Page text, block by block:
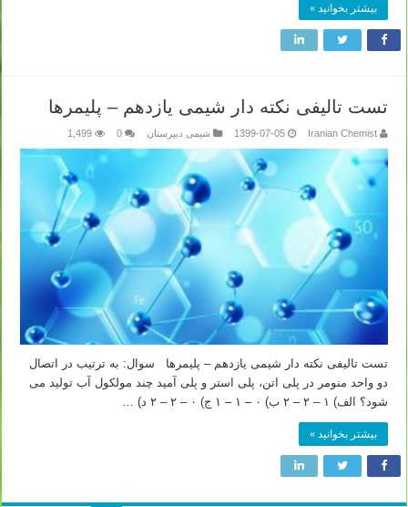
بیشتر بخوانید »
تست تالیفی نکته دار شیمی یازدهم – پلیمرها
Iranian Chemist
1399-07-05 شیمی دبیرستان 0
1,499
تست تالیفی نکته دار شیمی یازدهم – پلیمرها سوال: به ترتیب در اتصال
دو واحد منومر در پلی اتن، پلی استر و پلی آمید چند مولکول آب تولید می
شود؟ الف) ۱ – ۲ – ۲ ب) ۰ – ۱ – ۱ ج) ۰ – ۲ – ۲ د) …
بیشتر بخوانید »